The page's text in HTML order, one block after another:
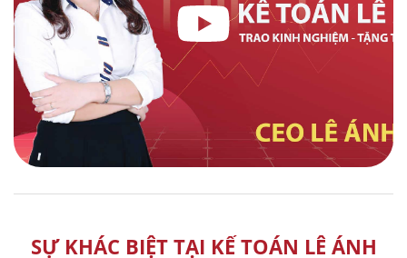
SỰ KHÁC BIỆT TẠI KẾ TOÁN LÊ ÁNH